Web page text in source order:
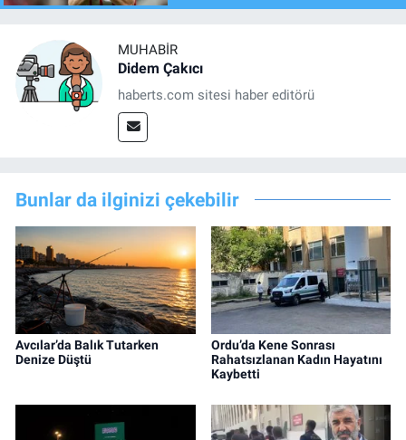
MUHABIR
Didem Çakıcı
haberts.com sitesi haber editörü
Bunlar da ilginizi çekebilir
Avcılar’da Balık Tutarken
Denize Düştü
Ordu’da Kene Sonrası
Rahatsızlanan Kadın Hayatını
Kaybetti